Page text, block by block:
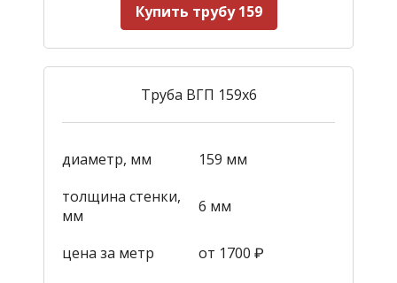
Купить трубу 159
Труба ВГП 159х6
диаметр, мм
159 мм
толщина стенки,
мм
6 мм
цена за метр от 1700 ₽